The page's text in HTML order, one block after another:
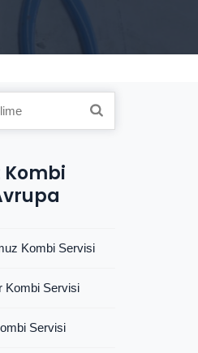
Kombi Servisi
Kombi Servisi
Servisi